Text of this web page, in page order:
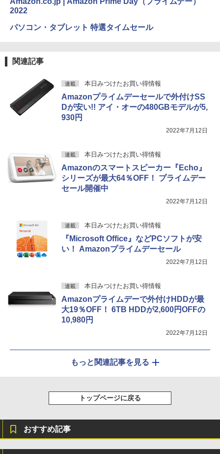
2022
パソコン・タブレット 特選タイムセール
関連記事
連載 本日みつけたお買い得情報
Amazonプライムデーセールで外付けSS
Dが安い!! アイ・オーの480GBモデルが5,
930円
2022年7月12日
連載 本日みつけたお買い得情報
Amazonのスマートスピーカー『Echo』
シリーズが最大64％OFF！ プライムデー
セール開催中
2022年7月12日
連載 本日みつけたお買い得情報
『Microsoft Office』などPCソフトが安
い！ Amazonプライムデーセール
2022年7月12日
連載 本日みつけたお買い得情報
Amazonプライムデーで外付けHDDが最
大19％OFF！ 6TB HDDが2,600円OFFの
10,980円
2022年7月12日
もっと関連記事を見る
トップページに戻る
おすすめ記事